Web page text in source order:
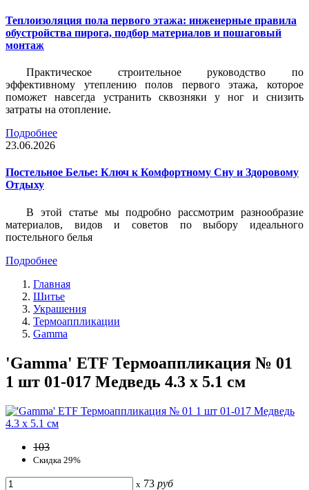
Теплоизоляция пола первого этажа: инженерные правила
обустройства пирога, подбор материалов и пошаговый
монтаж
Практическое строительное руководство по
эффективному утеплению полов первого этажа, которое
поможет навсегда устранить сквозняки у ног и снизить
затраты на отопление.
Подробнее
23.06.2026
Постельное Белье: Ключ к Комфортному Сну и Здоровому
Отдыху
В этой статье мы подробно рассмотрим разнообразие
материалов, видов и советов по выбору идеального
постельного белья
Подробнее
Главная
Шитье
Украшения
Термоаппликации
Gamma
'Gamma' ETF Термоаппликация № 01
1 шт 01-017 Медведь 4.3 х 5.1 см
103
Скидка 29%
x 73 руб